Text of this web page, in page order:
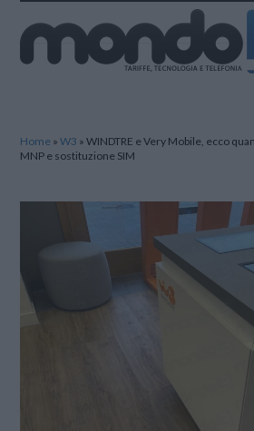
Home »W3 »WINDTRE e Very Mobile, ecco
MNP e sostituzione SIM